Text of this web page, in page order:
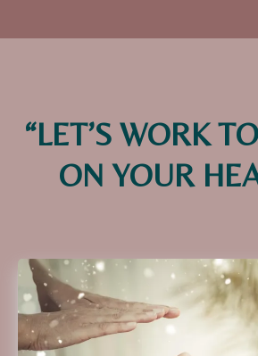
“LET’S WORK
ON YOUR